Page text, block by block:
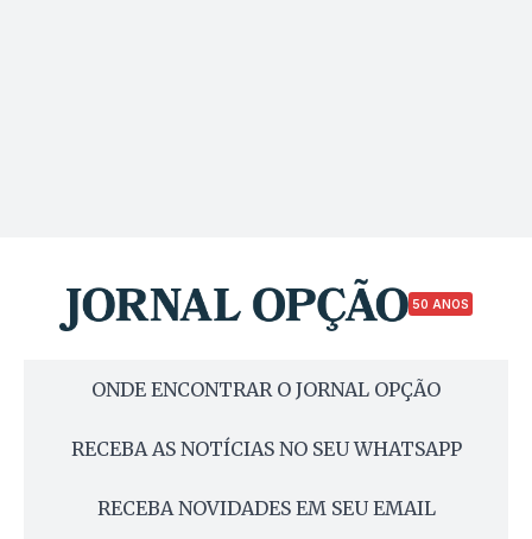
50 ANOS
ONDE ENCONTRAR O JORNAL OPÇÃO
RECEBA AS NOTÍCIAS NO SEU WHATSAPP
RECEBA NOVIDADES EM SEU EMAIL